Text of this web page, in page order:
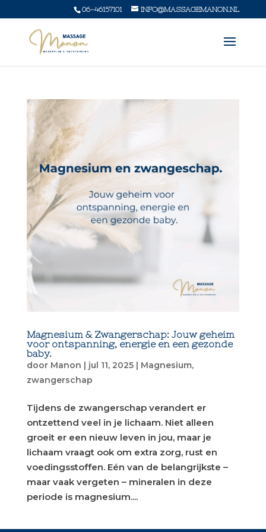
06-46157101 INFO@MASSAGEMANON.NL
Magnesium & Zwangerschap: Jouw geheim
voor ontspanning, energie en een gezonde
baby.
door Manon jul 11, 2025| Magnesium,
zwangerschap
Tijdens de zwangerschap verandert er
ontzettend veel in je lichaam. Niet alleen
groeit er een nieuw leven in jou, maar je
lichaam vraagt ook om extra zorg, rust en
voedingsstoffen. Eén van de belangrijkste –
maar vaak vergeten – mineralen in deze
periode is magnesium....